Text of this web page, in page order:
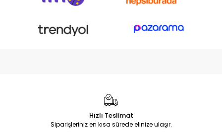
Hızlı Teslimat
Siparişleriniz en kısa sürede elinize ulaşır.